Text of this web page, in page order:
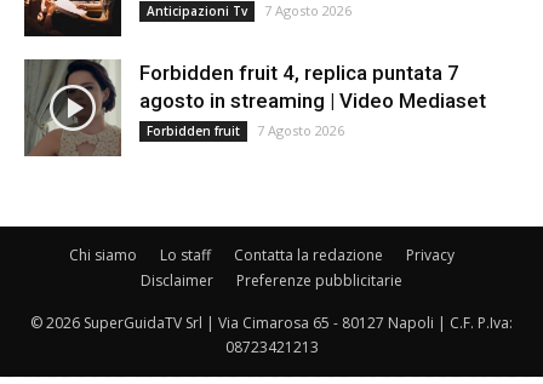
Anticipazioni Tv 7 Agosto 2026
Forbidden fruit 4, replica puntata 7
agosto in streaming | Video Mediaset
Forbidden fruit 7 Agosto 2026
Chi siamo Lo staff Contatta la redazione
Privacy
Disclaimer
Preferenze pubblicitarie
© 2026 SuperGuidaTV Srl | Via Cimarosa 65 - 80127 Napoli | C.F. P.Iva:
08723421213